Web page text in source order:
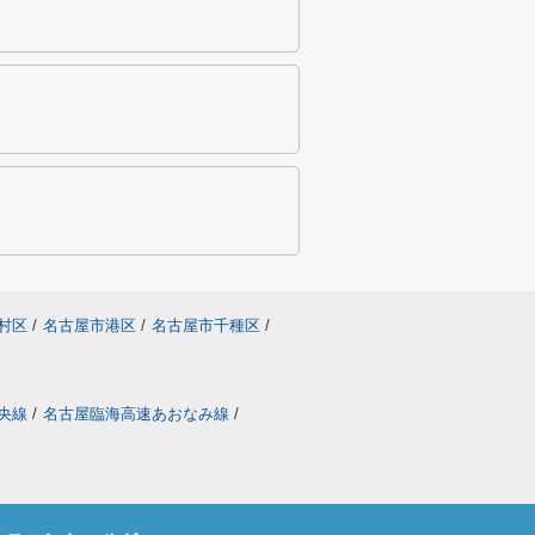
区 / 名古屋市港区 / 名古屋市千種区 /
線 / 名古屋臨海高速あおなみ線 /